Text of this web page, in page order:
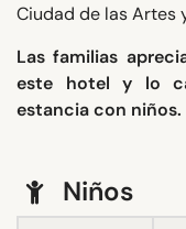
Ciudad de las Artes
Las familias
este hotel y lo
estancia con niños.
Niños